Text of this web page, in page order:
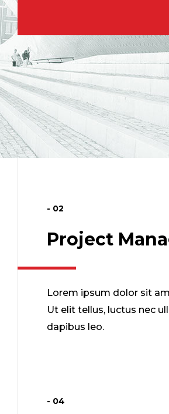
- 02
Project
Lorem ipsum dolor sit
Ut elit tellus, luctus nec
dapibus leo.
- 04